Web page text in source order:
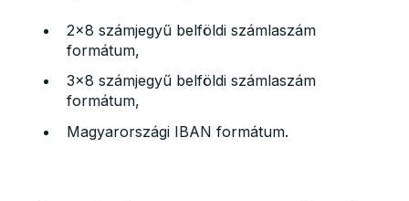
2x8 számjegyű belföldi számlaszám
formátum,
3x8 számjegyű belföldi számlaszám
formátum,
Magyarországi IBAN formátum.